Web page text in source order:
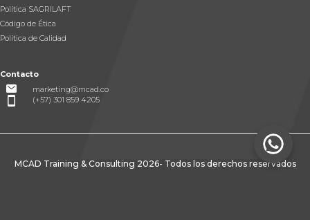
Política SAGRILAFT
Código de Ética
Política de Calidad
Contacto
marketing@mcad.co
(+57) 301 859 4205
MCAD Training & Consulting 2026- Todos los derechos reservados